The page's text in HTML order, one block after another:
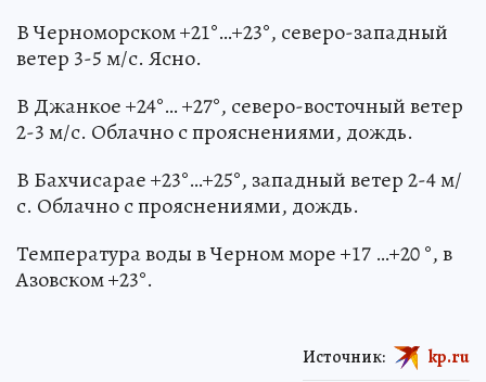
В Черноморском +21°…+23°, северо-западный
ветер 3-5 м/с. Ясно.
В Джанкое +24°… +27°, северо-восточный ветер
2-3 м/с. Облачно с прояснениями, дождь.
В Бахчисарае +23°…+25°, западный ветер 2-4 м/
с. Облачно с прояснениями, дождь.
Температура воды в Черном море +17 …+20 °, в
Азовском +23°.
Источник: kp.ru